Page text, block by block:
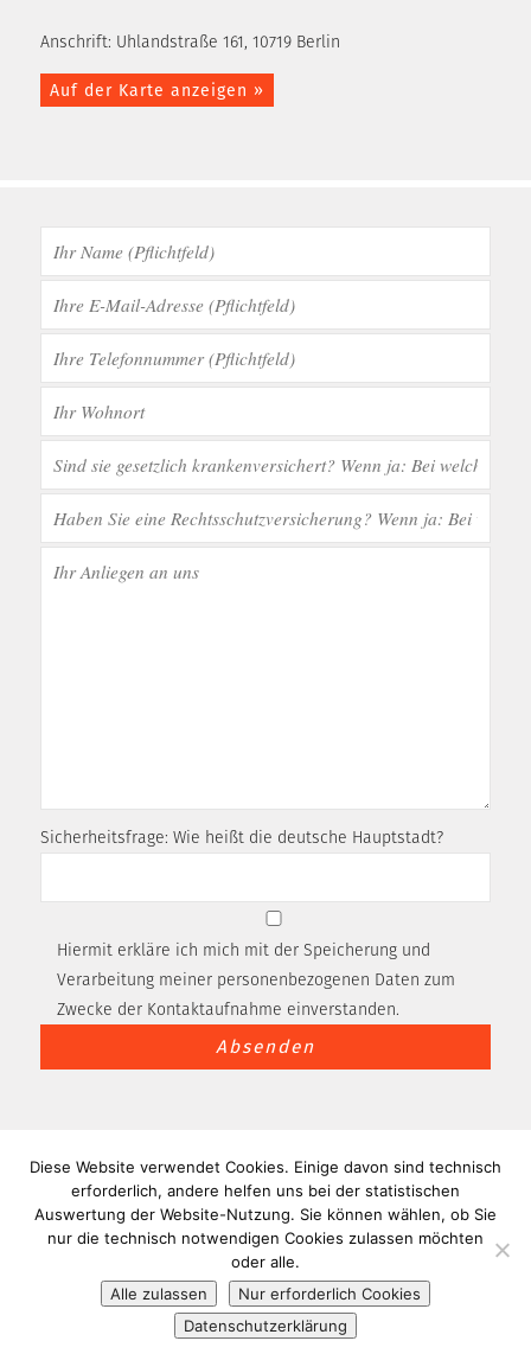
Anschrift: Uhlandstraße 161, 10719 Berlin
Auf der Karte anzeigen »
Sicherheitsfrage: Wie heißt die deutsche Hauptstadt?
Hiermit erkläre ich mich mit der Speicherung und
Verarbeitung meiner personenbezogenen Daten zum
Zwecke der Kontaktaufnahme einverstanden.
STARTSEITE KONTAKT
IMPRESSUM
DATENSCHUTZERKLÄRUNG
©2026 RECHTSANWÄLTE DR. SCHULTZE-ZEU, MANTHEI &
WEBDESIGN:SEBASTIAN KLAMMER GRAFIKDESIGN BERLIN
Diese Website verwendet Cookies. Einige davon sind technisch
erforderlich, andere helfen uns bei der statistischen
Auswertung der Website-Nutzung. Sie können wählen, ob Sie
nur die technisch notwendigen Cookies zulassen möchten
oder alle.
Alle zulassen
Nur erforderlich Cookies
Datenschutzerklärung